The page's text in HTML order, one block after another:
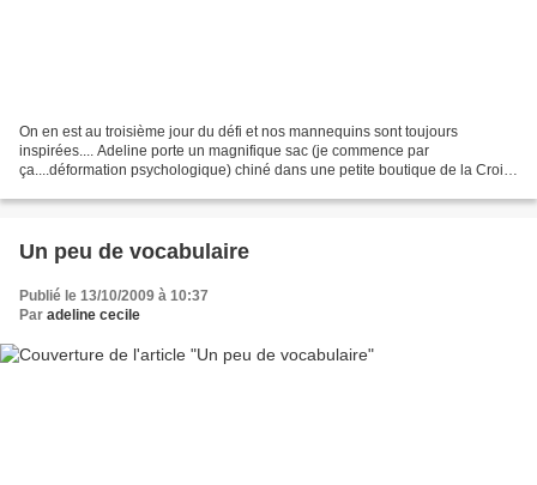
On en est au troisième jour du défi et nos mannequins sont toujours
inspirées.... Adeline porte un magnifique sac (je commence par
ça....déformation psychologique) chiné dans une petite boutique de la Croix
Un peu de vocabulaire
Publié le 13/10/2009 à 10:37
Par adeline cecile